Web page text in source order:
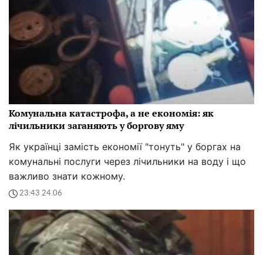
Комунальна катастрофа, а не економія: як
лічильники заганяють у боргову яму
Як українці замість економії "тонуть" у боргах на
комунальні послуги через лічильники на воду і що
важливо знати кожному.
23:43 24.06